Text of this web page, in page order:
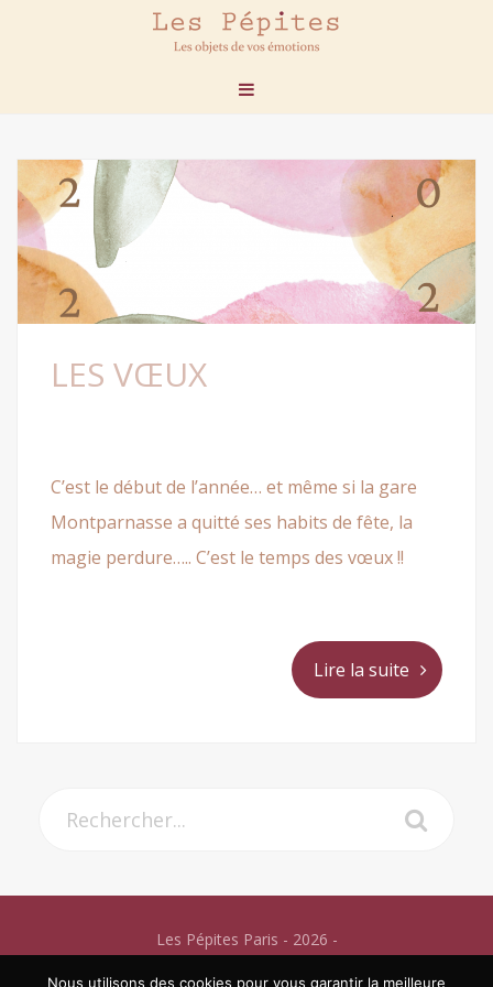
LES VŒUX
C’est le début de l’année… et même si la gare
Montparnasse a quitté ses habits de fête, la
magie perdure….. C’est le temps des vœux !!
Lire la suite
Les Pépites Paris - 2026 -
Mentions légales
Nous utilisons des cookies pour vous garantir la meilleure